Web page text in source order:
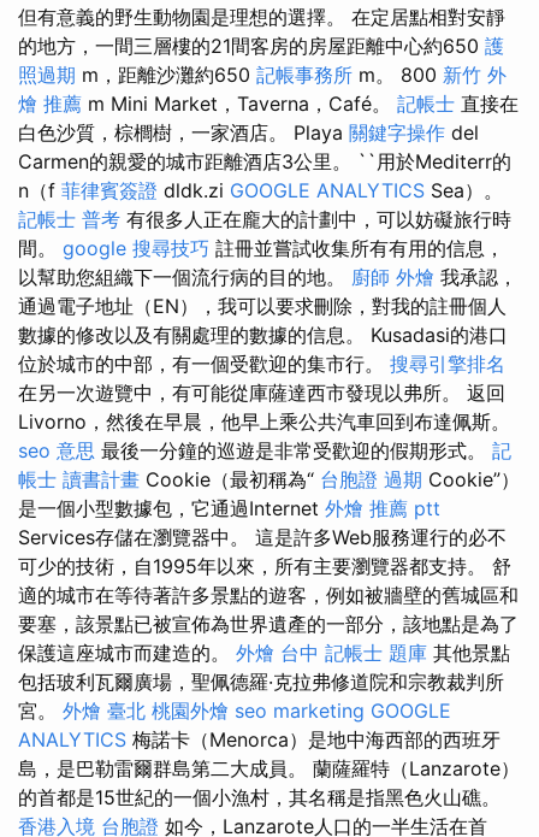
但有意義的野生動物園是理想的選擇。 在定居點​​相對安靜
的地方，一間三層樓的21間客房的房屋距離中心約650 護
照過期 m，距離沙灘約650 記帳事務所 m。 800 新竹 外
燴 推薦 m Mini Market，Taverna，Café。 記帳士 直接在
白色沙質，棕櫚樹，一家酒店。 Playa 關鍵字操作 del
Carmen的親愛的城市距離酒店3公里。 ``用於Mediterr的
n（f 菲律賓簽證 dldk.zi GOOGLE ANALYTICS Sea）。
記帳士 普考 有很多人正在龐大的計劃中，可以妨礙旅行時
間。 google 搜尋技巧 註冊並嘗試收集所有有用的信息，
以幫助您組織下一個流行病的目的地。 廚師 外燴 我承認，
通過電子地址（EN），我可以要求刪除，對我的註冊個人
數據的修改以及有關處理的數據的信息。 Kusadasi的港口
位於城市的中部，有一個受歡迎的集市行。 搜尋引擎排名
在另一次遊覽中，有可能從庫薩達西市發現以弗所。 返回
Livorno，然後在早晨，他早上乘公共汽車回到布達佩斯。
seo 意思 最後一分鐘的巡遊是非常受歡迎的假期形式。 記
帳士 讀書計畫 Cookie（最初稱為“ 台胞證 過期 Cookie”）
是一個小型數據包，它通過Internet 外燴 推薦 ptt
Services存儲在瀏覽器中。 這是許多Web服務運行的必不
可少的技術，自1995年以來，所有主要瀏覽器都支持。 舒
適的城市在等待著許多景點的遊客，例如被牆壁的舊城區和
要塞，該景點已被宣佈為世界遺產的一部分，該地點是為了
保護這座城市而建造的。 外燴 台中 記帳士 題庫 其他景點
包括玻利瓦爾廣場，聖佩德羅·克拉弗修道院和宗教裁判所
宮。 外燴 臺北 桃園外燴 seo marketing GOOGLE
ANALYTICS 梅諾卡（Menorca）是地中海西部的西班牙
島，是巴勒雷爾群島第二大成員。 蘭薩羅特（Lanzarote）
的首都是15世紀的一個小漁村，其名稱是指黑色火山礁。
香港入境 台胞證 如今，Lanzarote人口的一半生活在首